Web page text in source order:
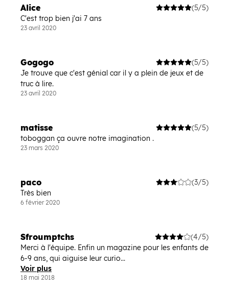
Alice
(5/5)
C'est trop bien j'ai 7 ans
23 avril 2020
Gogogo
(5/5)
Je trouve que c'est génial car il y a plein de jeux et de
truc à lire.
23 avril 2020
matisse
(5/5)
toboggan ça ouvre notre imagination .
23 mars 2020
paco
(3/5)
Très bien
6 février 2020
Sfroumptchs
(4/5)
Merci à l'équipe. Enfin un magazine pour les enfants de
6-9 ans, qui aiguise leur curio...
Voir plus
18 mai 2018